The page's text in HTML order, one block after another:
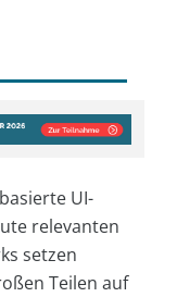
UI-
relevanten
setzen
Teilen auf